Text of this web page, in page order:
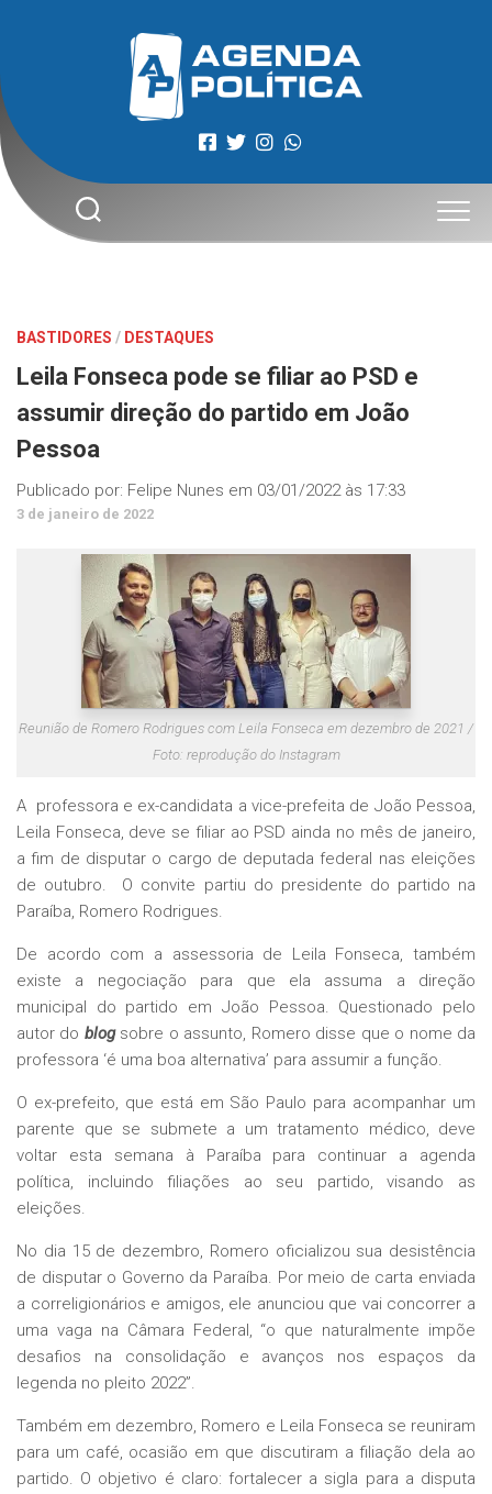
BASTIDORES / DESTAQUES
Leila Fonseca pode se filiar ao PSD e
assumir direção do partido em João
Pessoa
Publicado por: Felipe Nunes em 03/01/2022 às 17:33
3 de janeiro de 2022
Reunião de Romero Rodrigues com Leila Fonseca em dezembro de 2021 /
Foto: reprodução do Instagram
A professora e ex-candidata a vice-prefeita de João Pessoa,
Leila Fonseca, deve se filiar ao PSD ainda no mês de janeiro,
a fim de disputar o cargo de deputada federal nas eleições
de outubro. O convite partiu do presidente do partido na
Paraíba, Romero Rodrigues.
De acordo com a assessoria de Leila Fonseca, também
existe a negociação para que ela assuma a direção
municipal do partido em João Pessoa. Questionado pelo
autor do blogsobre o assunto, Romero disse que o nome da
professora ‘é uma boa alternativa’ para assumir a função.
O ex-prefeito, que está em São Paulo para acompanhar um
parente que se submete a um tratamento médico, deve
voltar esta semana à Paraíba para continuar a agenda
política, incluindo filiações ao seu partido, visando as
eleições.
No dia 15 de dezembro, Romero oficializou sua desistência
de disputar o Governo da Paraíba. Por meio de carta enviada
a correligionários e amigos, ele anunciou que vai concorrer a
uma vaga na Câmara Federal, “o que naturalmente impõe
desafios na consolidação e avanços nos espaços da
legenda no pleito 2022”.
Também em dezembro, Romero e Leila Fonseca se reuniram
para um café, ocasião em que discutiram a filiação dela ao
partido. O objetivo é claro: fortalecer a sigla para a disputa